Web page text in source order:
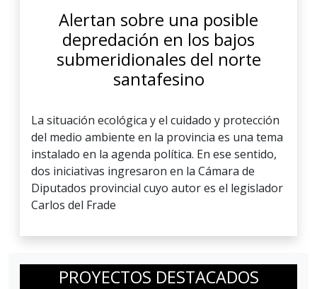
Alertan sobre una posible
depredación en los bajos
submeridionales del norte
santafesino
La situación ecológica y el cuidado y protección
del medio ambiente en la provincia es una tema
instalado en la agenda política. En ese sentido,
dos iniciativas ingresaron en la Cámara de
Diputados provincial cuyo autor es el legislador
Carlos del Frade
PROYECTOS DESTACADOS